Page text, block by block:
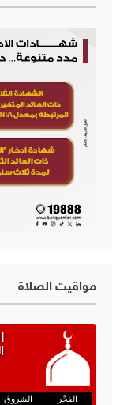
مواقيت الصلاة